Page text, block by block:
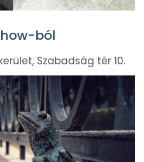
ból
Szabadság tér 10.